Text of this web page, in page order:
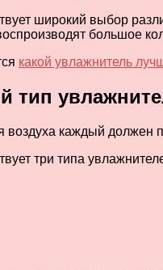
широкий выбор
большое
какой увлажнитель
воздуха каждый должен
три типа